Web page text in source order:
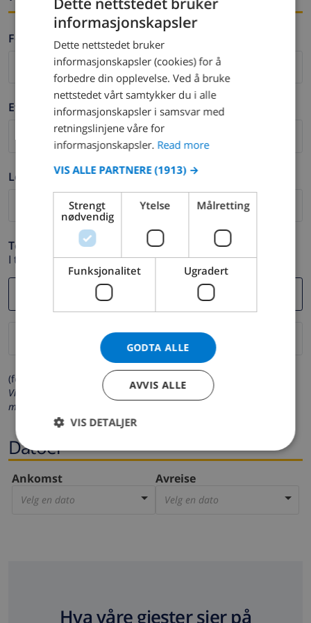
Fornavn *
Etternavn *
Logg ut *
Telefon *
I tilfelle din e-postadresse ikke fungerer.
(felter merket med * må fylles ut)
Vi respekterer ditt personvern. Dine personalia vil aldri bli delt
med andre.
Datoer
Ankomst
Velg en dato
Avreise
Velg en dato
Hva våre gjester sier på
SPANISH
GERMAN
CATALAN
NORWEGIAN
informasjonskapsler
Dette nettstedet bruker
informasjonskapsler (cookies) for å
forbedre din opplevelse. Ved å bruke
nettstedet vårt samtykker du i alle
informasjonskapsler i samsvar med
retningslinjene våre for
informasjonskapsler. Read more
VIS ALLE PARTNERE (1913) →
Strengt
nødvendig
Ytelse Målretting
Funksjonalitet Ugradert
GODTA ALLE
AVVIS ALLE
VIS DETALJER